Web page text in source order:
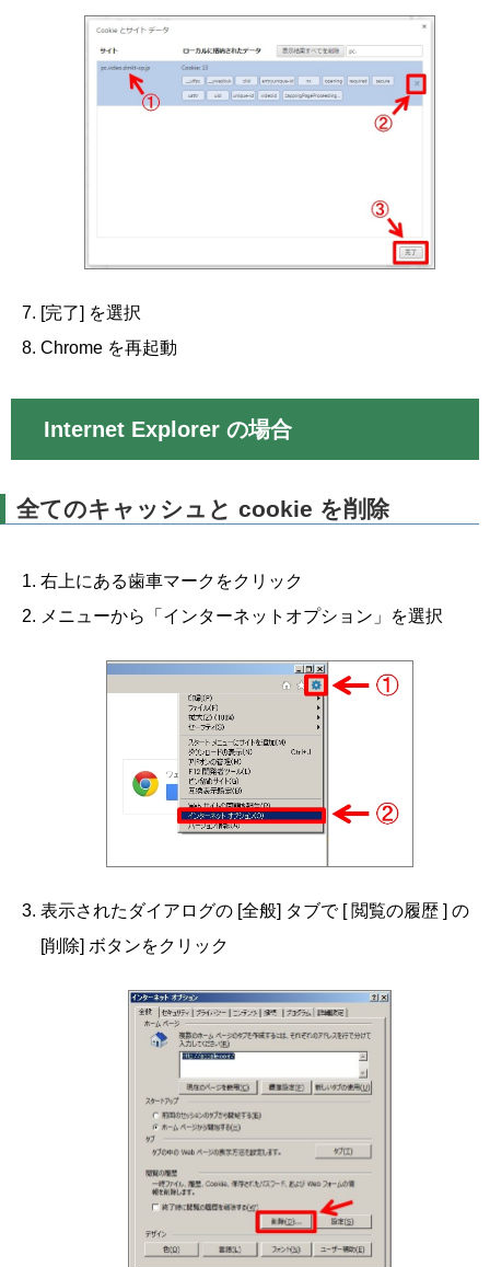
[完了] を選択
Chrome を再起動
Internet Explorer の場合
全てのキャッシュと cookie を削除
右上にある歯車マークをクリック
メニューから「インターネットオプション」を選択
表示されたダイアログの [全般] タブで [ 閲覧の履歴 ] の
[削除] ボタンをクリック